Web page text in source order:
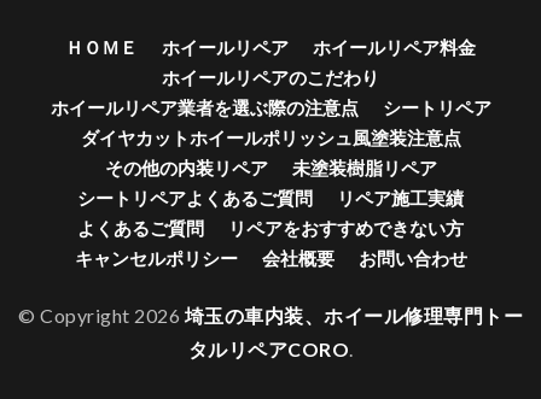
ＨＯＭＥ ホイールリペア
ホイールリペア料金
ホイールリペアのこだわり
ホイールリペア業者を選ぶ際の注意点
シートリペア
ダイヤカットホイールポリッシュ風塗装注意点
その他の内装リペア
未塗装樹脂リペア
シートリペアよくあるご質問
リペア施工実績
よくあるご質問
リペアをおすすめできない方
キャンセルポリシー
会社概要 お問い合わせ
© Copyright 2026 埼玉の車内装、ホイール修理専門トー
タルリペアCORO.